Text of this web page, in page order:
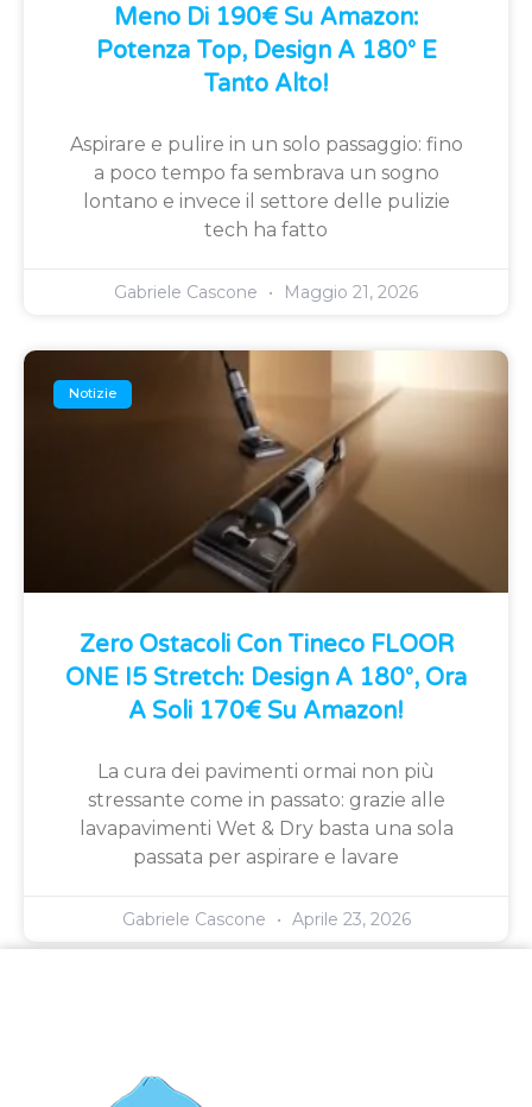
Meno Di 190€ Su Amazon:
Potenza Top, Design A 180° E
Tanto Alto!
Aspirare e pulire in un solo passaggio: fino
a poco tempo fa sembrava un sogno
lontano e invece il settore delle pulizie
tech ha fatto
Gabriele Cascone Maggio 21, 2026
Notizie
Zero Ostacoli Con Tineco FLOOR
ONE I5 Stretch: Design A 180°, Ora
A Soli 170€ Su Amazon!
La cura dei pavimenti ormai non più
stressante come in passato: grazie alle
lavapavimenti Wet & Dry basta una sola
passata per aspirare e lavare
Gabriele Cascone Aprile 23, 2026